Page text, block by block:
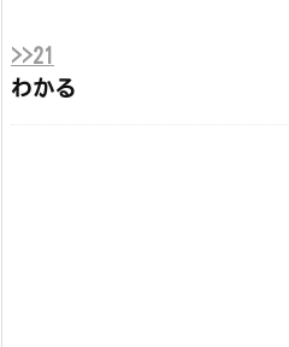
>>21
わかる